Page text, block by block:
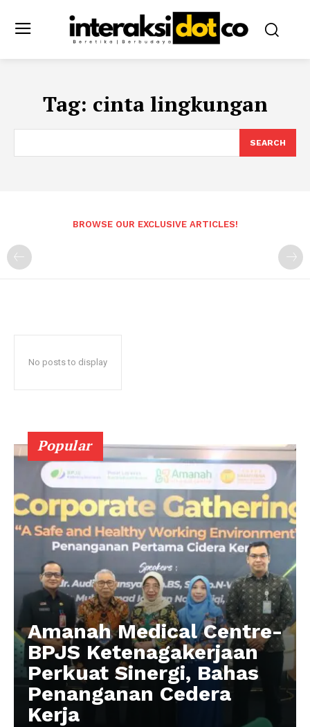
Tag: cinta lingkungan
SEARCH
BROWSE OUR EXCLUSIVE ARTICLES!
No posts to display
Popular
Amanah Medical Centre-
BPJS Ketenagakerjaan
Perkuat Sinergi, Bahas
Penanganan Cedera
Kerja